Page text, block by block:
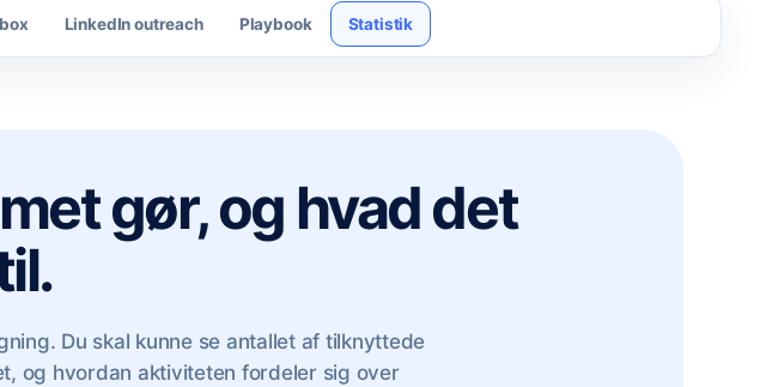
LinkedIn outreach Playbook Statistik
gør, og hvad det
Du skal kunne se antallet af tilknyttede
og hvordan aktiviteten fordeler sig over